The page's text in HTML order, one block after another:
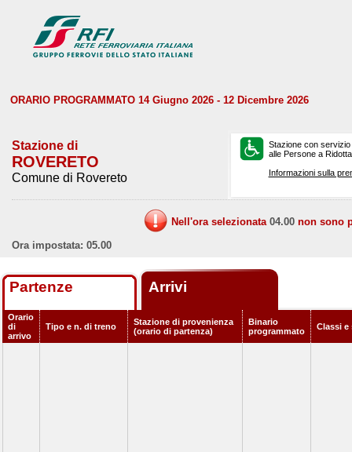
ORARIO PROGRAMMATO 14 Giugno 2026 - 12 Dicembre 2026
Stazione di
ROVERETO
Comune di Rovereto
Stazione con
alle Persone a
Informazioni sulla
Nell'ora selezionata 04.00 non sono
Ora impostata: 05.00
Partenze Arrivi
Orario
di
arrivo
Tipo e n. di treno
Stazione di provenienza
(orario di partenza)
Binario
programmato
Classi e